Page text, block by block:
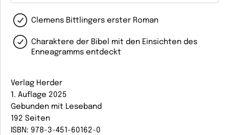
Clemens Bittlingers erster Roman
Charaktere der Bibel mit den Einsichten des
Enneagramms entdeckt
Verlag Herder
1. Auflage 2025
Gebunden mit Leseband
192 Seiten
ISBN: 978-3-451-60162-0